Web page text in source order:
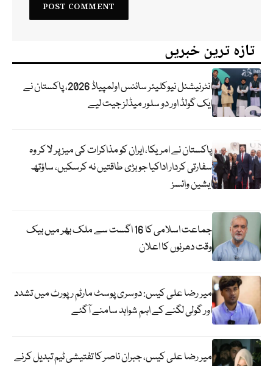
تازہ ترین خبریں
انٹرنیشنل نیوکلیئر سائنس اولمپیاڈ 2026، پاکستان نے
ایک گولڈ اور دو سلور میڈلز جیت لیے
پاکستان نے امریکا، ایران کو مذاکرات کی میز پر لا کر وہ
سفارتی کردار اداکیا جو بڑی طاقتیں نہ کرسکیں، ساؤتھ
ایشین وائسز
جماعت اسلامی کا 16 اگست سے ملک بھر میں بیک
وقت دھرنوں کا اعلان
میر رضا علی کیس: دوسری پوسٹ مارٹم رپورٹ میں تشدد
اور گولی لگنے کے اہم شواہد سامنے آگئے
میر رضا علی کیس، جبران ناصر کا تفتیشی ٹیم تبدیل کرنے